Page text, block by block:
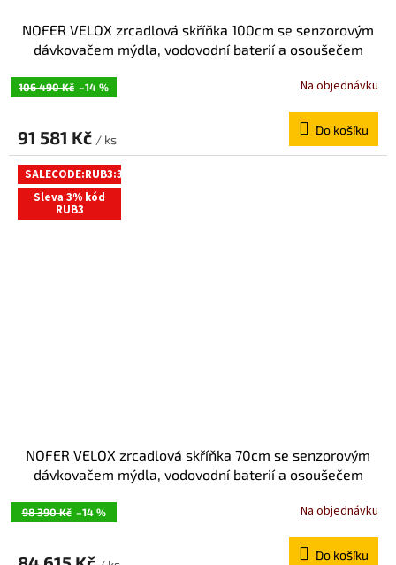
106 490 Kč –14 %
NOFER VELOX zrcadlová skříňka 100cm se senzorovým
dávkovačem mýdla, vodovodní baterií a osoušečem
Na objednávku
91 581 Kč / ks
Do košíku
SALECODE:RUB3:3:%
Sleva 3% kód
RUB3
98 390 Kč –14 %
NOFER VELOX zrcadlová skříňka 70cm se senzorovým
dávkovačem mýdla, vodovodní baterií a osoušečem
Na objednávku
Do košíku